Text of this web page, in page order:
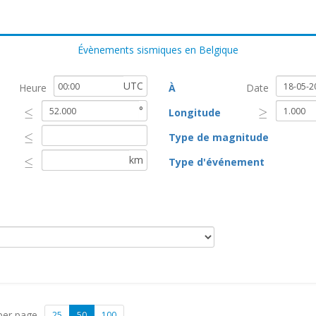
Évènements sismiques en Belgique
Heure UTC À Date
≤
≤ ° Longitude ≥
≥
≤
≤
Type de magnitude
≤
≤ km Type d'événement